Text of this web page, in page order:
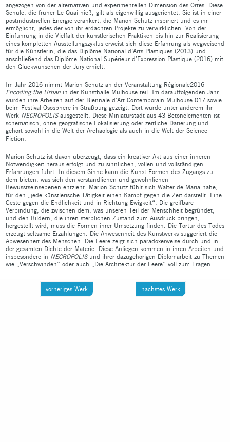
angezogen von der alternativen und experimentellen Dimension des Ortes. Diese
Schule, die früher Le Quai hieß, gilt als eigenwillig ausgerichtet. Sie ist in einer
postindustriellen Energie verankert, die Marion Schutz inspiriert und es ihr
ermöglicht, jedes der von ihr erdachten Projekte zu verwirklichen. Von der
Einführung in die Vielfalt der künstlerischen Praktiken bis hin zur Realisierung
eines kompletten Ausstellungszyklus erweist sich diese Erfahrung als wegweisend
für die Künstlerin, die das Diplôme National d’Arts Plastiques (2013) und
anschließend das Diplôme National Supérieur d’Expression Plastique (2016) mit
den Glückwünschen der Jury erhielt.
Im Jahr 2016 nimmt Marion Schutz an der Veranstaltung Régionale2016 –
Encoding the Urban in der Kunsthalle Mulhouse teil. Im darauffolgenden Jahr
wurden ihre Arbeiten auf der Biennale d’Art Contemporain Mulhouse 017 sowie
beim Festival Ososphere in Straßburg gezeigt. Dort wurde unter anderem ihr
Werk NECROPOLISausgestellt: Diese Miniaturstadt aus 43 Betonelementen ist
schematisch, ohne geografische Lokalisierung oder zeitliche Datierung und
gehört sowohl in die Welt der Archäologie als auch in die Welt der Science-
Fiction.
Marion Schutz ist davon überzeugt, dass ein kreativer Akt aus einer inneren
Notwendigkeit heraus erfolgt und zu sinnlichen, vollen und vollständigen
Erfahrungen führt. In diesem Sinne kann die Kunst Formen des Zugangs zu
dem bieten, was sich den verständlichen und gewöhnlichen
Bewusstseinsebenen entzieht. Marion Schutz fühlt sich Walter de Maria nahe,
für den „jede künstlerische Tätigkeit einen Kampf gegen die Zeit darstellt. Eine
Geste gegen die Endlichkeit und in Richtung Ewigkeit“. Die greifbare
Verbindung, die zwischen dem, was unseren Teil der Menschheit begründet,
und den Bildern, die ihren sterblichen Zustand zum Ausdruck bringen,
hergestellt wird, muss die Formen ihrer Umsetzung finden. Die Tortur des Todes
erzeugt seltsame Erzählungen. Die Anwesenheit des Kunstwerks suggeriert die
Abwesenheit des Menschen. Die Leere zeigt sich paradoxerweise durch und in
der gesamten Dichte der Materie. Diese Anliegen kommen in ihren Arbeiten und
insbesondere in NECROPOLISund ihrer dazugehörigen Diplomarbeit zu Themen
wie „Verschwinden“ oder auch „Die Architektur der Leere“ voll zum Tragen.
vorheriges Werk nächstes Werk